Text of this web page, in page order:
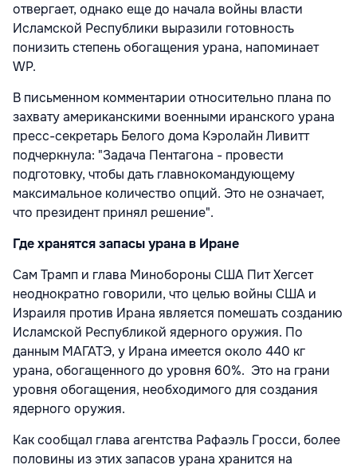
отвергает, однако еще до начала войны власти
Исламской Республики выразили готовность
понизить степень обогащения урана, напоминает
WP.
В письменном комментарии относительно плана по
захвату американскими военными иранского урана
пресс-секретарь Белого дома Кэролайн Ливитт
подчеркнула: "Задача Пентагона - провести
подготовку, чтобы дать главнокомандующему
максимальное количество опций. Это не означает,
что президент принял решение".
Где хранятся запасы урана в Иране
Сам Трамп и глава Минобороны США Пит Хегсет
неоднократно говорили, что целью войны США и
Израиля против Ирана является помешать созданию
Исламской Республикой ядерного оружия. По
данным МАГАТЭ, у Ирана имеется около 440 кг
урана, обогащенного до уровня 60%. Это на грани
уровня обогащения, необходимого для создания
ядерного оружия.
Как сообщал глава агентства Рафаэль Гросси, более
половины из этих запасов урана хранится на